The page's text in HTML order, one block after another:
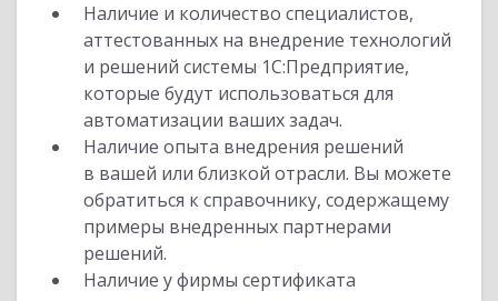
Наличие и количество специалистов,
аттестованных на внедрение технологий
и решений системы 1С:Предприятие,
которые будут использоваться для
автоматизации ваших задач.
Наличие опыта внедрения решений
в вашей или близкой отрасли. Вы можете
обратиться к справочнику, содержащему
примеры внедренных партнерами
решений.
Наличие у фирмы сертификата